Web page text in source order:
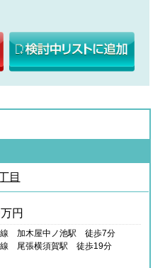
目
万円
線 加木屋中ノ池駅 徒歩7分
線 尾張横須賀駅 徒歩19分